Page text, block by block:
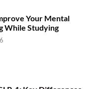
Your Mental
While Studying